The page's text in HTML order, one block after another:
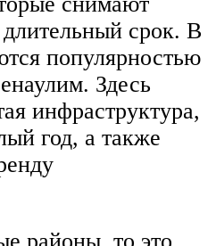
срок. В
популярностью
Здесь
инфраструктура,
год, а также
районы, то это,